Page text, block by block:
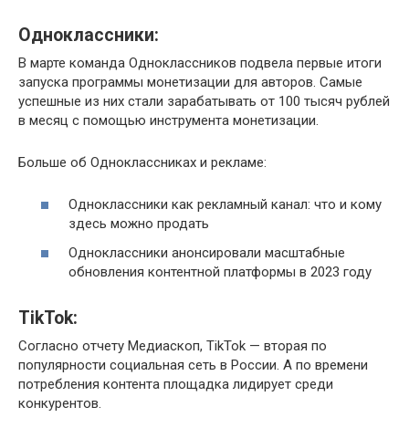
Одноклассники:
В марте команда Одноклассников подвела первые итоги
запуска программы монетизации для авторов. Самые
успешные из них стали зарабатывать от 100 тысяч рублей
в месяц с помощью инструмента монетизации.
Больше об Одноклассниках и рекламе:
Одноклассники как рекламный канал: что и кому
здесь можно продать
Одноклассники анонсировали масштабные
обновления контентной платформы в 2023 году
TikTok:
Согласно отчету Медиаскоп, TikTok — вторая по
популярности социальная сеть в России. А по времени
потребления контента площадка лидирует среди
конкурентов.